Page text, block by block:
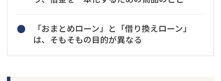
「おまとめローン」と「借り換えローン」
は、そもそもの目的が異なる